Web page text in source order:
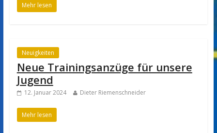
Mehr lesen
Neuigkeiten
Neue Trainingsanzüge für unsere
Jugend
12. Januar 2024 Dieter Riemenschneider
Mehr lesen